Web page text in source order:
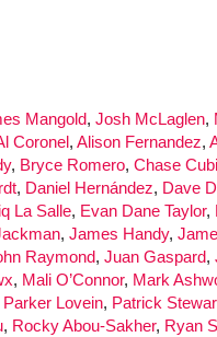
Mangold, Josh McLaglen,
Coronel, Alison Fernandez,
, Bryce Romero, Chase
, Daniel Hernández, Dave
La Salle, Evan Dane Taylor,
, James Handy,
Raymond, Juan Gaspard,
, Mali O’Connor, Mark
Parker Lovein, Patrick
, Rocky Abou-Sakher, Ryan